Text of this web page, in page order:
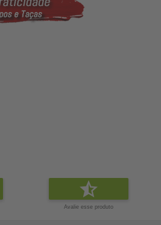
Avalie esse produto